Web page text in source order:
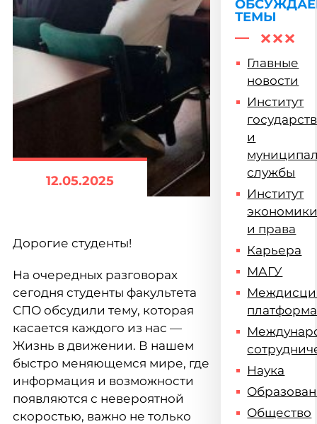
12.05.2025
Дорогие студенты!
На очередных разговорах
сегодня студенты факультета
СПО обсудили тему, которая
касается каждого из нас —
Жизнь в движении. В нашем
быстро меняющемся мире, где
информация и возможности
появляются с невероятной
скоростью, важно не только
ТЕМЫ
Главные
новости
Институт
и
службы
Институт
и права
Карьера
МАГУ
платформа
Наука
Общество